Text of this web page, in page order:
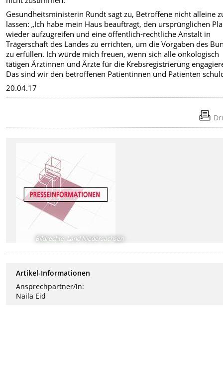
Gesundheitsministerin Rundt sagt zu, Betroffene nicht alleine
lassen: „Ich habe mein Haus beauftragt, den ursprünglichen
wieder aufzugreifen und eine öffentlich-rechtliche Anstalt in
Trägerschaft des Landes zu errichten, um die Vorgaben des
zu erfüllen. Ich würde mich freuen, wenn sich alle onkologisch
tätigen Ärztinnen und Ärzte für die Krebsregistrierung
Das sind wir den betroffenen Patientinnen und Patienten
20.04.17
Bildrechte: Land Niedersachsen
Artikel-Informationen
Ansprechpartner/in:
Naila Eid